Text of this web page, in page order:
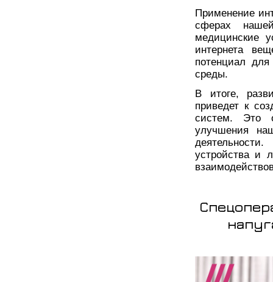
Применение
сферах
медицинские
интернета
потенциал
среды.
В итоге,
приведет к
систем. Это
улучшения
устройства и